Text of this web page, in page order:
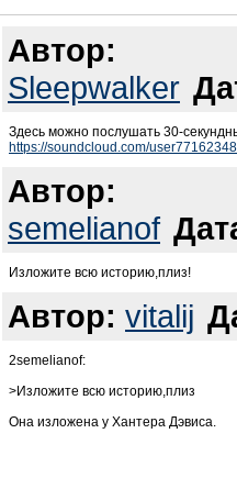
Автор:
Sleepwalker
Здесь можно послушать 30-
https://soundcloud.com/
Автор:
semelianof
Изложите всю историю,плиз!
Автор: vitalij
2semelianof:
>Изложите всю историю,плиз
Она изложена у Хантера Дэвиса.